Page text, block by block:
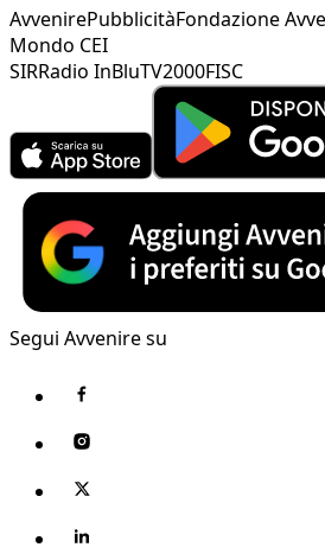
AvvenirePubblicitàFondazione
Mondo CEI
SIRRadio InBluTV2000FISC
Segui Avvenire su